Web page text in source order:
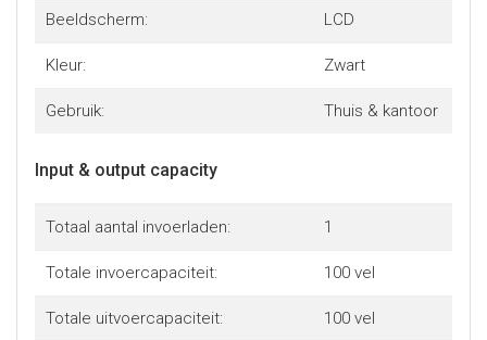
Beeldscherm: LCD
Kleur: Zwart
Gebruik: Thuis & kantoor
Input & output capacity
Totaal aantal invoerladen: 1
Totale invoercapaciteit: 100 vel
Totale uitvoercapaciteit: 100 vel